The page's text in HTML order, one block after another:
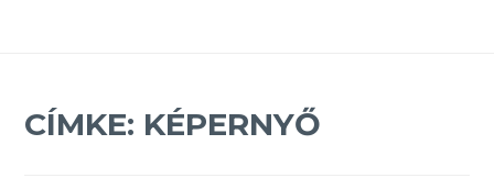
CÍMKE: KÉPERNYŐ